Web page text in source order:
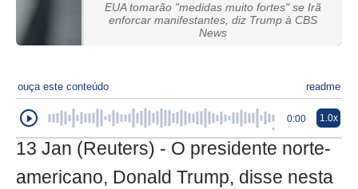
EUA tomarão "medidas muito fortes" se Irã
enforcar manifestantes, diz Trump à CBS
News
ouça este conteúdo readme
0:00 1.0x
13 Jan (Reuters) - O presidente norte-
americano, Donald Trump, disse nesta